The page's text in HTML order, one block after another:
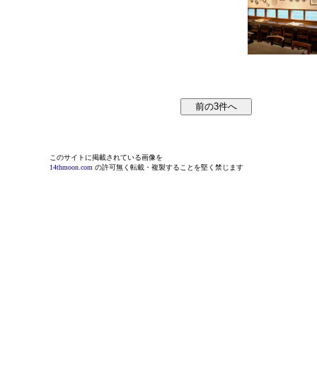
このサイトに掲載されている画像を
14thmoon.com の許可無く転載・複製することを堅く禁じます